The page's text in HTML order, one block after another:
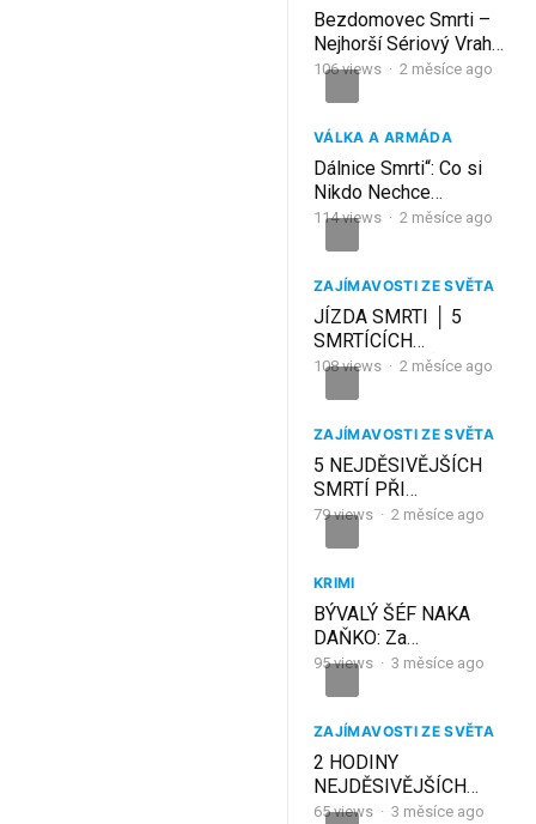
Bezdomovec Smrti –
Nejhorší Sériový Vrah
Francie
106views · 2 měsíce ago
VÁLKA A ARMÁDA
Dálnice Smrti“: Co si
Nikdo Nechce
Pamatovat z Desert
114views · 2 měsíce ago
ZAJÍMAVOSTI ZE SVĚTA
JÍZDA SMRTI │ 5
SMRTÍCÍCH
LIVESTREAMŮ
108views · 2 měsíce ago
ZAJÍMAVOSTI ZE SVĚTA
5 NEJDĚSIVĚJŠÍCH
SMRTÍ PŘI
AUTONEHODÁCH
79views · 2 měsíce ago
KRIMI
BÝVALÝ ŠÉF NAKA
DAŇKO: Za
rekonštrukciou smrti
95views · 3 měsíce ago
ZAJÍMAVOSTI ZE SVĚTA
2 HODINY
NEJDĚSIVĚJŠÍCH
SMRTÍ ZPŮSOBENÉ
65views · 3 měsíce ago